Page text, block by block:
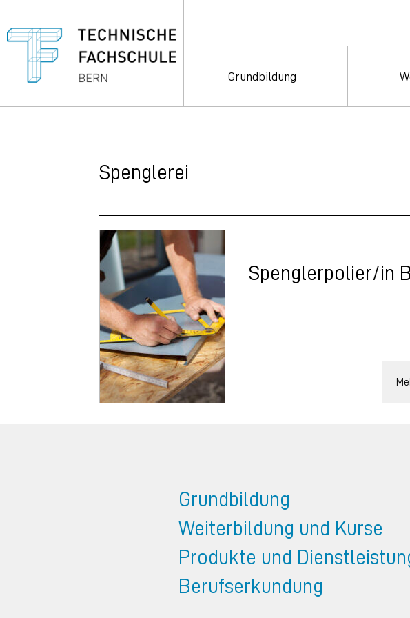
Grundbildung
Spenglerei
Spenglerpolier/in
Grundbildung
Weiterbildung und Kurse
Produkte und
Berufserkundung